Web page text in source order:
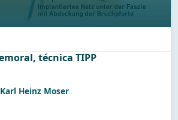
técnica TIPP
Dr. med. Karl Heinz Moser